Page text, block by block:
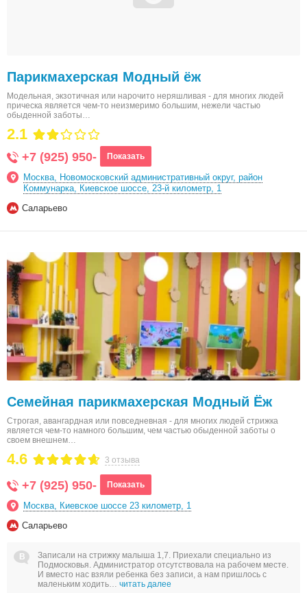
Парикмахерская Модный ёж
Модельная, экзотичная или нарочито неряшливая - для многих людей
прическа является чем-то неизмеримо большим, нежели частью
обыденной заботы…
2.1
+7 (925) 950- Показать
Москва, Новомосковский административный округ, район
Коммунарка, Киевское шоссе, 23-й километр, 1
Саларьево
Семейная парикмахерская Модный Ёж
Строгая, авангардная или повседневная - для многих людей стрижка
является чем-то намного большим, чем частью обыденной заботы о
своем внешнем…
3 отзыва
4.6
+7 (925) 950- Показать
Москва, Киевское шоссе 23 километр, 1
Саларьево
Записали на стрижку малыша 1,7. Приехали специально из
Подмосковья. Администратор отсутствовала на рабочем месте.
И вместо нас взяли ребенка без записи, а нам пришлось с
маленьким ходить… читать далее